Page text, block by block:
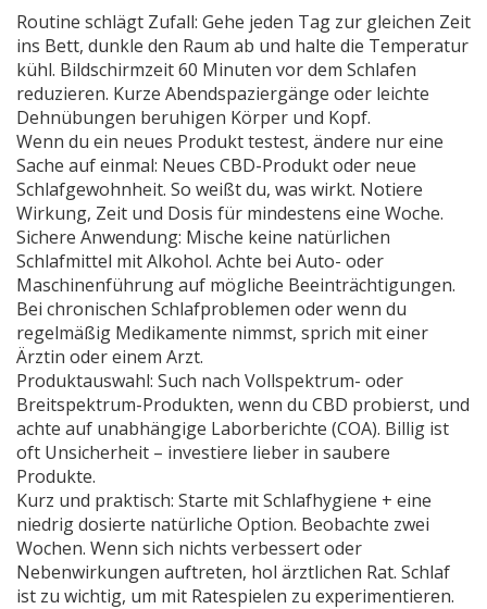
Routine schlägt Zufall: Gehe jeden Tag zur gleichen Zeit
ins Bett, dunkle den Raum ab und halte die Temperatur
kühl. Bildschirmzeit 60 Minuten vor dem Schlafen
reduzieren. Kurze Abendspaziergänge oder leichte
Dehnübungen beruhigen Körper und Kopf.
Wenn du ein neues Produkt testest, ändere nur eine
Sache auf einmal: Neues CBD-Produkt oder neue
Schlafgewohnheit. So weißt du, was wirkt. Notiere
Wirkung, Zeit und Dosis für mindestens eine Woche.
Sichere Anwendung: Mische keine natürlichen
Schlafmittel mit Alkohol. Achte bei Auto- oder
Maschinenführung auf mögliche Beeinträchtigungen.
Bei chronischen Schlafproblemen oder wenn du
regelmäßig Medikamente nimmst, sprich mit einer
Ärztin oder einem Arzt.
Produktauswahl: Such nach Vollspektrum- oder
Breitspektrum-Produkten, wenn du CBD probierst, und
achte auf unabhängige Laborberichte (COA). Billig ist
oft Unsicherheit – investiere lieber in saubere
Produkte.
Kurz und praktisch: Starte mit Schlafhygiene + eine
niedrig dosierte natürliche Option. Beobachte zwei
Wochen. Wenn sich nichts verbessert oder
Nebenwirkungen auftreten, hol ärztlichen Rat. Schlaf
ist zu wichtig, um mit Ratespielen zu experimentieren.